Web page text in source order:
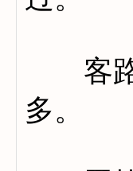
客路
多。